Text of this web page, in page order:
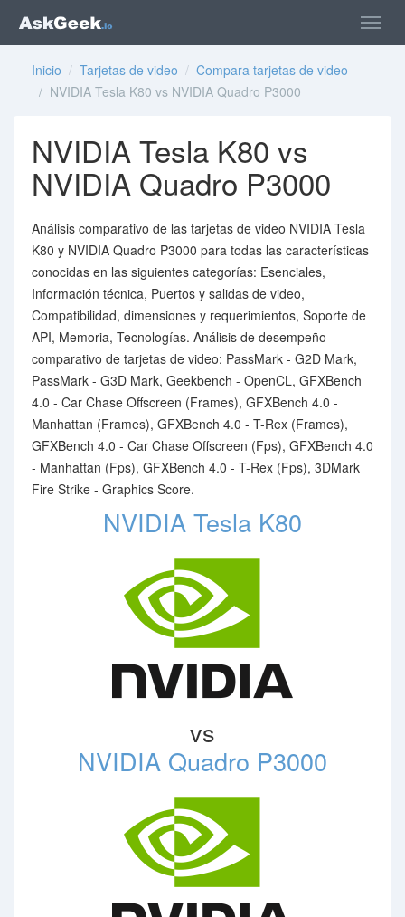
Inicio / Tarjetas de video / Compara tarjetas de video
/ NVIDIA Tesla K80 vs NVIDIA Quadro P3000
NVIDIA Tesla K80 vs
NVIDIA Quadro P3000
Análisis comparativo de las tarjetas de video NVIDIA Tesla
K80 y NVIDIA Quadro P3000 para todas las características
conocidas en las siguientes categorías: Esenciales,
Información técnica, Puertos y salidas de video,
Compatibilidad, dimensiones y requerimientos, Soporte de
API, Memoria, Tecnologías. Análisis de desempeño
comparativo de tarjetas de video: PassMark - G2D Mark,
PassMark - G3D Mark, Geekbench - OpenCL, GFXBench
4.0 - Car Chase Offscreen (Frames), GFXBench 4.0 -
Manhattan (Frames), GFXBench 4.0 - T-Rex (Frames),
GFXBench 4.0 - Car Chase Offscreen (Fps), GFXBench 4.0
- Manhattan (Fps), GFXBench 4.0 - T-Rex (Fps), 3DMark
Fire Strike - Graphics Score.
NVIDIA Tesla K80
vs
NVIDIA Quadro P3000